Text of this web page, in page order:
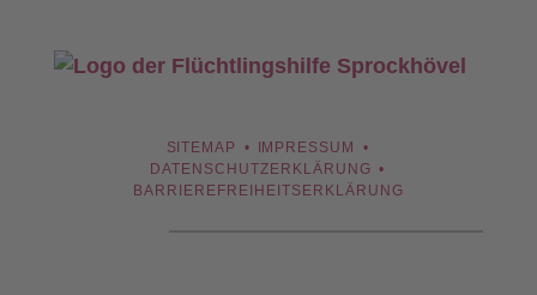
NAVIGATION
ÜBERSPRINGEN
SITEMAP
IMPRESSUM
DATENSCHUTZERKLÄRUNG
BARRIEREFREIHEITSERKLÄRUNG